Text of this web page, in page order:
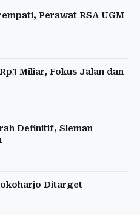
Perawat RSA UGM
Miliar, Fokus Jalan dan
Definitif, Sleman
Ditarget